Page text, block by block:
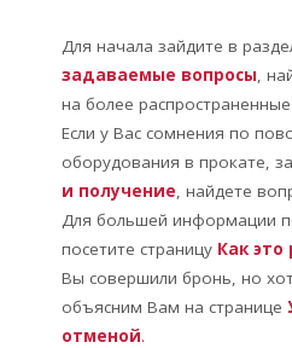
Для начала зайдите в
задаваемые вопросы,
на более
Если у Вас сомнения по
оборудования в прокате,
и получение, найдете
Для большей информации
посетите страницу Как это
Вы совершили бронь, но
объясним Вам на странице
отменой.